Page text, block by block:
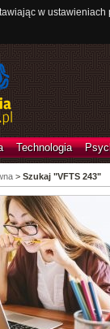
w
Technologia
> Szukaj "VFTS 243"